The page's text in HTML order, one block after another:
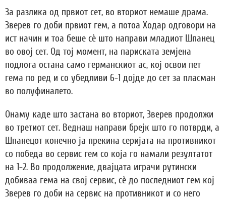
За разлика од првиот сет, во вториот немаше драма.
Зверев го доби првиот гем, а потоа Ходар одговори на
ист начин и тоа беше сè што направи младиот Шпанец
во овој сет. Од тој момент, на париската земјена
подлога остана само германскиот ас, кој освои пет
гема по ред и со убедливи 6-1 дојде до сет за пласман
во полуфиналето.
Онаму каде што застана во вториот, Зверев продолжи
во третиот сет. Веднаш направи брејк што го потврди, а
Шпанецот конечно ја прекина серијата на противникот
со победа во сервис гем со која го намали резултатот
на 1-2. Во продолжение, двајцата играчи рутински
добиваа гема на свој сервис, сè до последниот гем кој
Зверев го доби на сервис на противникот и со него